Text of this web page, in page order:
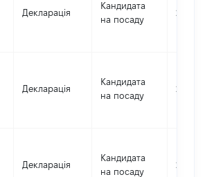
Декларація
Кандидата
на посаду
2021
Декларація
Кандидата
на посаду
2021
Декларація
Кандидата
на посаду
2021